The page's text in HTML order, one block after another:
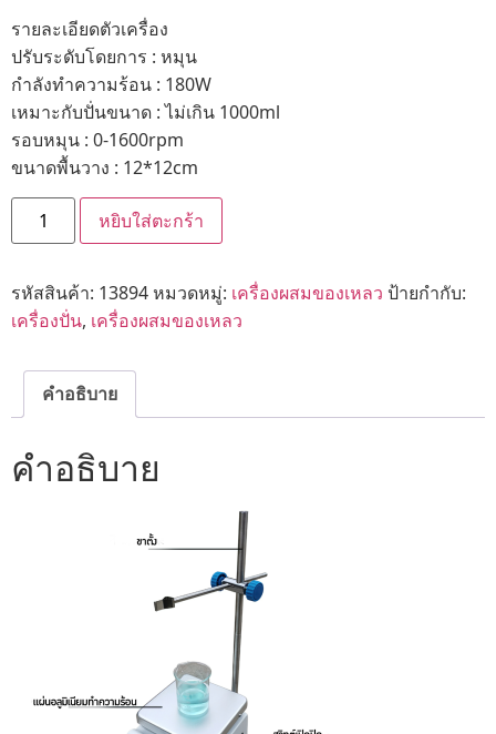
รายละเอียดตัวเครื่อง
ปรับระดับโดยการ : หมุน
กำลังทำความร้อน : 180W
เหมาะกับปั่นขนาด : ไม่เกิน 1000ml
รอบหมุน : 0-1600rpm
ขนาดพื้นวาง : 12*12cm
หยิบใส่ตะกร้า
รหัสสินค้า: 13894หมวดหมู่: เครื่องผสมของเหลว ป้ายกำกับ:
เครื่องปั่น, เครื่องผสมของเหลว
คำอธิบาย
คำอธิบาย